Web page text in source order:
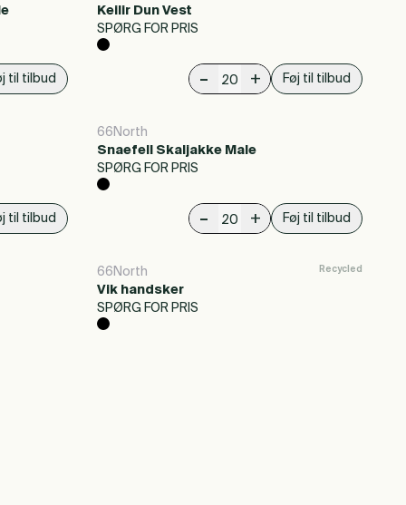
Keilir Dun Vest
SPØRG FOR PRIS
til tilbud - + Føj til tilbud
66North
Snaefell Skaljakke Male
SPØRG FOR PRIS
til tilbud
Recycled
- + Føj til tilbud
66North
Vik handsker
SPØRG FOR PRIS